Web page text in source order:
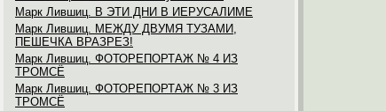
Марк Лившиц. В ЭТИ ДНИ В ИЕРУСАЛИМЕ
Марк Лившиц. МЕЖДУ ДВУМЯ ТУЗАМИ,
ПЕШЕЧКА ВРАЗРЕЗ!
Марк Лившиц. ФОТОРЕПОРТАЖ № 4 ИЗ
ТРОМСЁ
Марк Лившиц. ФОТОРЕПОРТАЖ № 3 ИЗ
ТРОМСЁ